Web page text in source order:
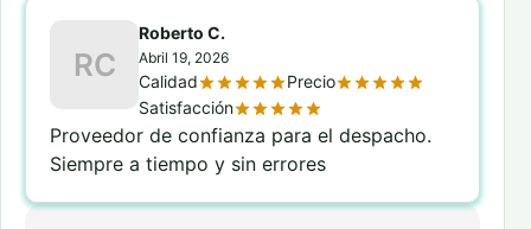
RC
Roberto C.
Abril 19, 2026
Calidad
Precio
Satisfacción
Proveedor de confianza para el despacho.
Siempre a tiempo y sin errores